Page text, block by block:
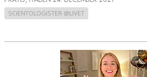
SCIENTOLOGISTER @LIVET